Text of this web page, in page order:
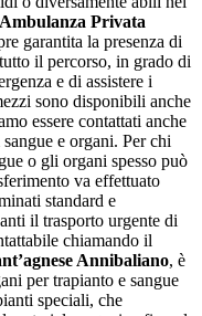
Privata
garantita la presenza di
il percorso, in grado di
e di assistere i
sono disponibili anche
essere contattati anche
e organi. Per chi
o gli organi spesso può
va effettuato
standard e
il trasporto urgente di
chiamando il
Annibaliano, è
per trapianto e sangue
speciali, che